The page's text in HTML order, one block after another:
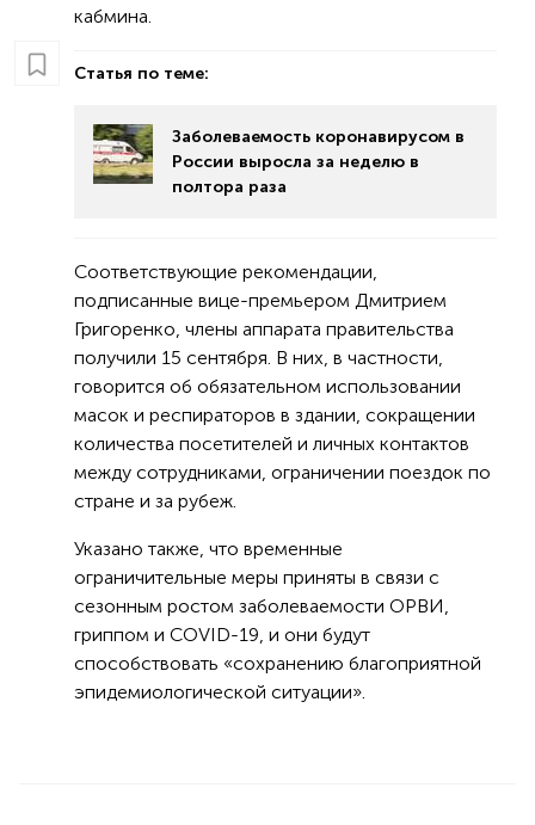
кабмина.
Статья по теме:
Заболеваемость коронавирусом в
России выросла за неделю в
полтора раза
Соответствующие рекомендации,
подписанные вице-премьером Дмитрием
Григоренко, члены аппарата правительства
получили 15 сентября. В них, в частности,
говорится об обязательном использовании
масок и респираторов в здании, сокращении
количества посетителей и личных контактов
между сотрудниками, ограничении поездок по
стране и за рубеж.
Указано также, что временные
ограничительные меры приняты в связи с
сезонным ростом заболеваемости ОРВИ,
гриппом и COVID-19, и они будут
способствовать «сохранению благоприятной
эпидемиологической ситуации».